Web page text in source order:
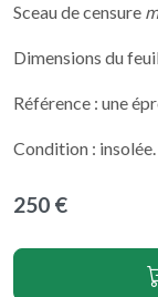
Sceau de censure
Dimensions du
Référence : une
Condition : insolée.
250 €